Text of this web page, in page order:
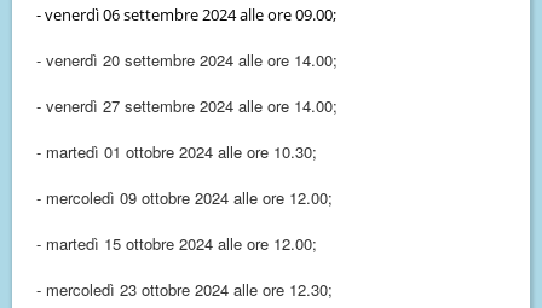
- venerdì 06 settembre 2024 alle ore 09.00;
- venerdì 20 settembre 2024 alle ore 14.00;
- venerdì 27 settembre 2024 alle ore 14.00;
- martedì 01 ottobre 2024 alle ore 10.30;
- mercoledì 09 ottobre 2024 alle ore 12.00;
- martedì 15 ottobre 2024 alle ore 12.00;
- mercoledì 23 ottobre 2024 alle ore 12.30;